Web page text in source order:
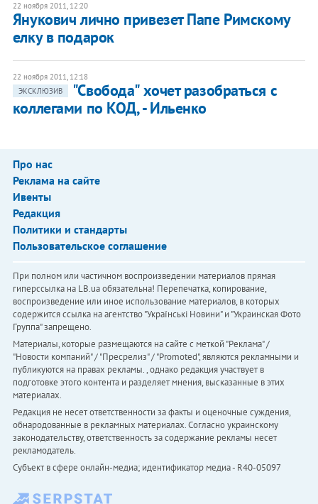
22 ноября 2011, 12:20
Янукович лично привезет Папе Римскому
елку в подарок
22 ноября 2011, 12:18
ЭКСКЛЮЗИВ
"Свобода" хочет разобраться с
коллегами по КОД, - Ильенко
Про нас
Реклама на сайте
Ивенты
Редакция
Политики и стандарты
Пользовательское соглашение
При полном или частичном воспроизведении материалов прямая
гиперссылка на LB.ua обязательна! Перепечатка, копирование,
воспроизведение или иное использование материалов, в которых
содержится ссылка на агентство "Українськi Новини" и "Украинская Фото
Группа" запрещено.
Материалы, которые размещаются на сайте с меткой "Реклама" /
"Новости компаний" / "Пресрелиз" / "Promoted", являются рекламными и
публикуются на правах рекламы. , однако редакция участвует в
подготовке этого контента и разделяет мнения, высказанные в этих
материалах.
Редакция не несет ответственности за факты и оценочные суждения,
обнародованные в рекламных материалах. Согласно украинскому
законодательству, ответственность за содержание рекламы несет
рекламодатель.
Субъект в сфере онлайн-медиа; идентификатор медиа - R40-05097